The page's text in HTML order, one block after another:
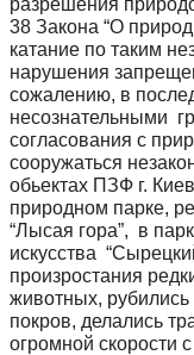
разрешения
38 Закона “О
катание по таким
нарушения
сожалению, в
несознательными
согласования с
сооружаться
обьектах ПЗФ г.
природном парке,
“Лысая гора”, в
искусства
произростания
животных,
покров, делались
огромной скорости